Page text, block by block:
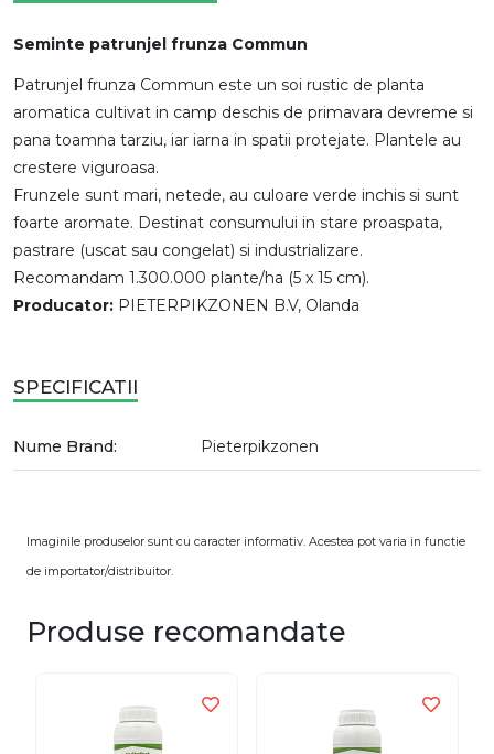
Seminte patrunjel frunza Commun
Patrunjel frunza Commun este un soi rustic de planta
aromatica cultivat in camp deschis de primavara devreme si
pana toamna tarziu, iar iarna in spatii protejate. Plantele au
crestere viguroasa.
Frunzele sunt mari, netede, au culoare verde inchis si sunt
foarte aromate. Destinat consumului in stare proaspata,
pastrare (uscat sau congelat) si industrializare.
Recomandam 1.300.000 plante/ha (5 x 15 cm).
Producator: PIETERPIKZONEN B.V, Olanda
SPECIFICATII
Nume Brand: Pieterpikzonen
Imaginile produselor sunt cu caracter informativ. Acestea pot varia in functie
de importator/distribuitor.
Produse recomandate